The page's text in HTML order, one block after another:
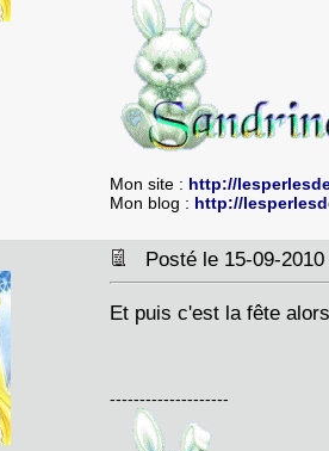
Mon site : http://
Mon blog : http://
Posté le 15-09-
Et puis c'est la fête
--------------------